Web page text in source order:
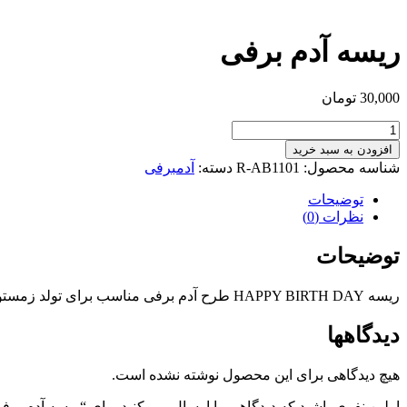
ریسه آدم برفی
30,000 تومان
ریسه
آدم
برفی
افزودن به سبد خرید
شناسه محصول: R-AB1101 دسته: آدمبرفی
توضیحات
نظرات (0)
توضیحات
ریسه HAPPY BIRTH DAY طرح آدم برفی مناسب برای تولد زمستونی
دیدگاهها
هیچ دیدگاهی برای این محصول نوشته نشده است.